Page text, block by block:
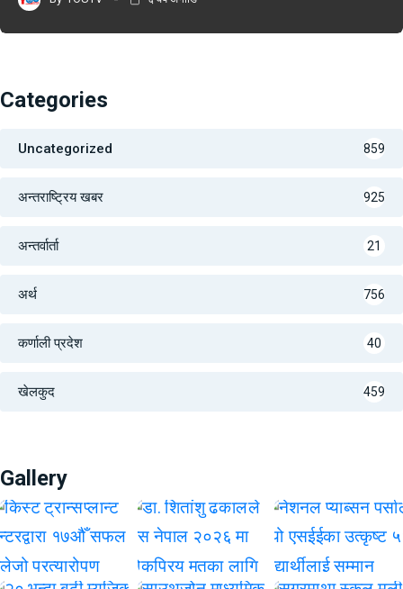
Categories
Uncategorized 859
अन्तराष्ट्रिय खबर 925
अन्तर्वार्ता 21
अर्थ 756
कर्णाली प्रदेश 40
खेलकुद 459
Gallery